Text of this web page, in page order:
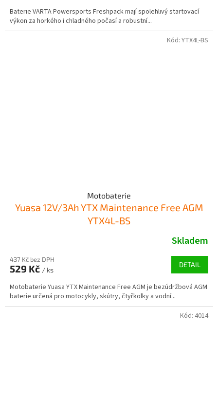
Baterie VARTA Powersports Freshpack mají spolehlivý startovací
výkon za horkého i chladného počasí a robustní...
Motobaterie
Yuasa 12V/3Ah YTX Maintenance Free AGM
YTX4L-BS
Skladem
437 Kč bez DPH
529 Kč / ks
DETAIL
Motobaterie Yuasa YTX Maintenance Free AGM je bezúdržbová AGM
baterie určená pro motocykly, skútry, čtyřkolky a vodní...
Kód: YTX4L-BS
Kód: 4014